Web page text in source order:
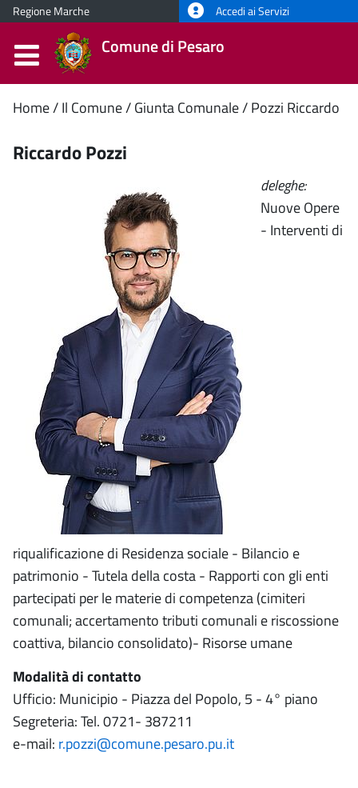
Regione Marche Accedi ai Servizi
Comune di Pesaro
Contenuto
principale
Home Il Comune Giunta Comunale Pozzi Riccardo
Riccardo Pozzi
deleghe:
Nuove Opere
- Interventi di
riqualificazione di Residenza sociale - Bilancio e
patrimonio - Tutela della costa - Rapporti con gli enti
partecipati per le materie di competenza (cimiteri
comunali; accertamento tributi comunali e riscossione
coattiva, bilancio consolidato)- Risorse umane
Modalità di contatto
Ufficio: Municipio - Piazza del Popolo, 5 - 4° piano
Segreteria: Tel. 0721- 387211
e-mail: r.pozzi@comune.pesaro.pu.it